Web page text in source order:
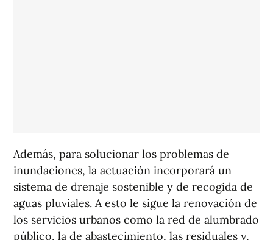
Además, para solucionar los problemas de
inundaciones, la actuación incorporará un
sistema de drenaje sostenible y de recogida de
aguas pluviales. A esto le sigue la renovación de
los servicios urbanos como la red de alumbrado
público, la de abastecimiento, las residuales y,